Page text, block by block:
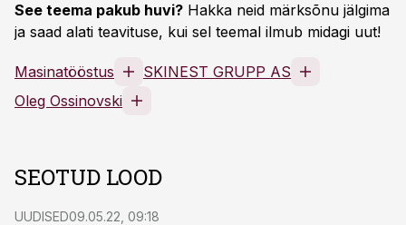
See teema pakub huvi? Hakka neid märksõnu jälgima
ja saad alati teavituse, kui sel teemal ilmub midagi uut!
Masinatööstus
SKINEST GRUPP AS
Oleg Ossinovski
SEOTUD LOOD
UUDISED09.05.22, 09:18